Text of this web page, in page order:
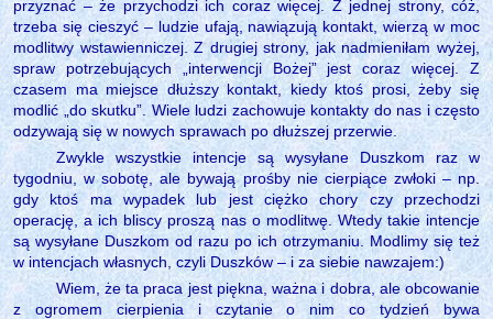
przyznać – że przychodzi ich coraz więcej. Z jednej strony, cóż,
trzeba się cieszyć – ludzie ufają, nawiązują kontakt, wierzą w moc
modlitwy wstawienniczej. Z drugiej strony, jak nadmieniłam wyżej,
spraw potrzebujących „interwencji Bożej” jest coraz więcej. Z
czasem ma miejsce dłuższy kontakt, kiedy ktoś prosi, żeby się
modlić „do skutku”. Wiele ludzi zachowuje kontakty do nas i często
odzywają się w nowych sprawach po dłuższej przerwie.
Zwykle wszystkie intencje są wysyłane Duszkom raz w
tygodniu, w sobotę, ale bywają prośby nie cierpiące zwłoki – np.
gdy ktoś ma wypadek lub jest ciężko chory czy przechodzi
operację, a ich bliscy proszą nas o modlitwę. Wtedy takie intencje
są wysyłane Duszkom od razu po ich otrzymaniu. Modlimy się też
w intencjach własnych, czyli Duszków – i za siebie nawzajem:)
Wiem, że ta praca jest piękna, ważna i dobra, ale obcowanie
z ogromem cierpienia i czytanie o nim co tydzień bywa